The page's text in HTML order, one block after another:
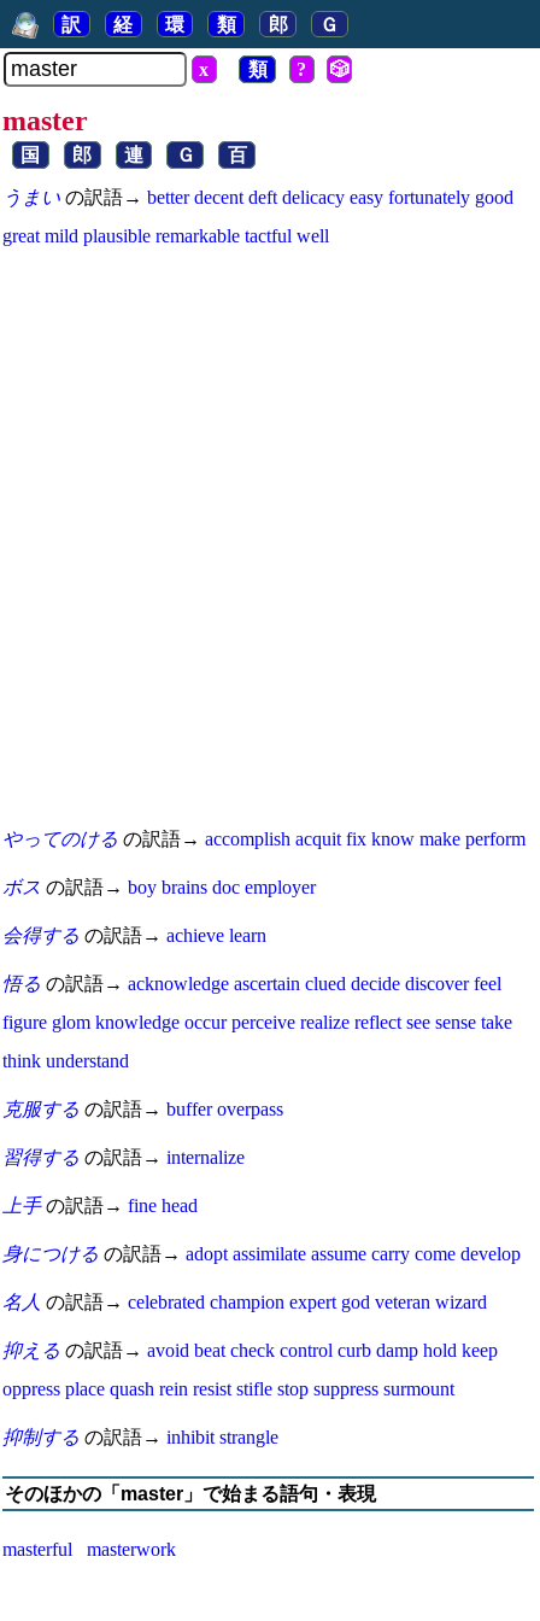
訳 経 環 類 郎 Ｇ
x 類 ? 🎲
master
国 郎 連 Ｇ 百
うまい の訳語→ better decent deft delicacy easy fortunately good
great mild plausible remarkable tactful well
やってのける の訳語→ accomplish acquit fix know make perform
ボス の訳語→ boy brains doc employer
会得する の訳語→ achieve learn
悟る の訳語→ acknowledge ascertain clued decide discover feel
figure glom knowledge occur perceive realize reflect see sense take
think understand
克服する の訳語→ buffer overpass
習得する の訳語→ internalize
上手の訳語→ fine head
身につける の訳語→ adopt assimilate assume carry come develop
名人 の訳語→ celebrated champion expert god veteran wizard
抑える の訳語→ avoid beat check control curb damp hold keep
oppress place quash rein resist stifle stop suppress surmount
抑制する の訳語→ inhibit strangle
そのほかの「master」で始まる語句・表現
masterful masterwork